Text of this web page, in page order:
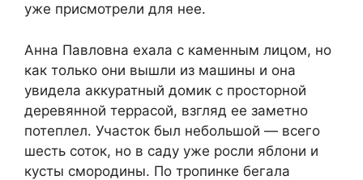
уже присмотрели для нее.
Анна Павловна ехала с каменным лицом, но
как только они вышли из машины и она
увидела аккуратный домик с просторной
деревянной террасой, взгляд ее заметно
потеплел. Участок был небольшой — всего
шесть соток, но в саду уже росли яблони и
кусты смородины. По тропинке бегала